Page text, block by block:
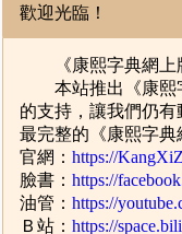
歡迎光臨！
《康熙字典網上
本站推出《康熙
的支持，讓我們仍
最完整的《康熙字典
官網：https://
臉書：https://
油管：https://
Ｂ站：https://